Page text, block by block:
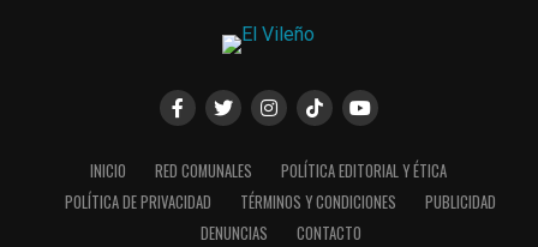
INICIO RED COMUNALES
POLÍTICA EDITORIAL Y ÉTICA
POLÍTICA DE PRIVACIDAD
TÉRMINOS Y CONDICIONES
PUBLICIDAD
DENUNCIAS
CONTACTO